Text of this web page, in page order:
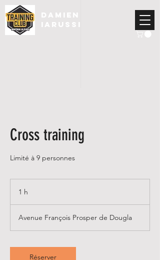
DAMIEN
IARUSSI
Cross training
Limité à 9 personnes
1 h
Avenue François Prosper de Dougla
Réserver